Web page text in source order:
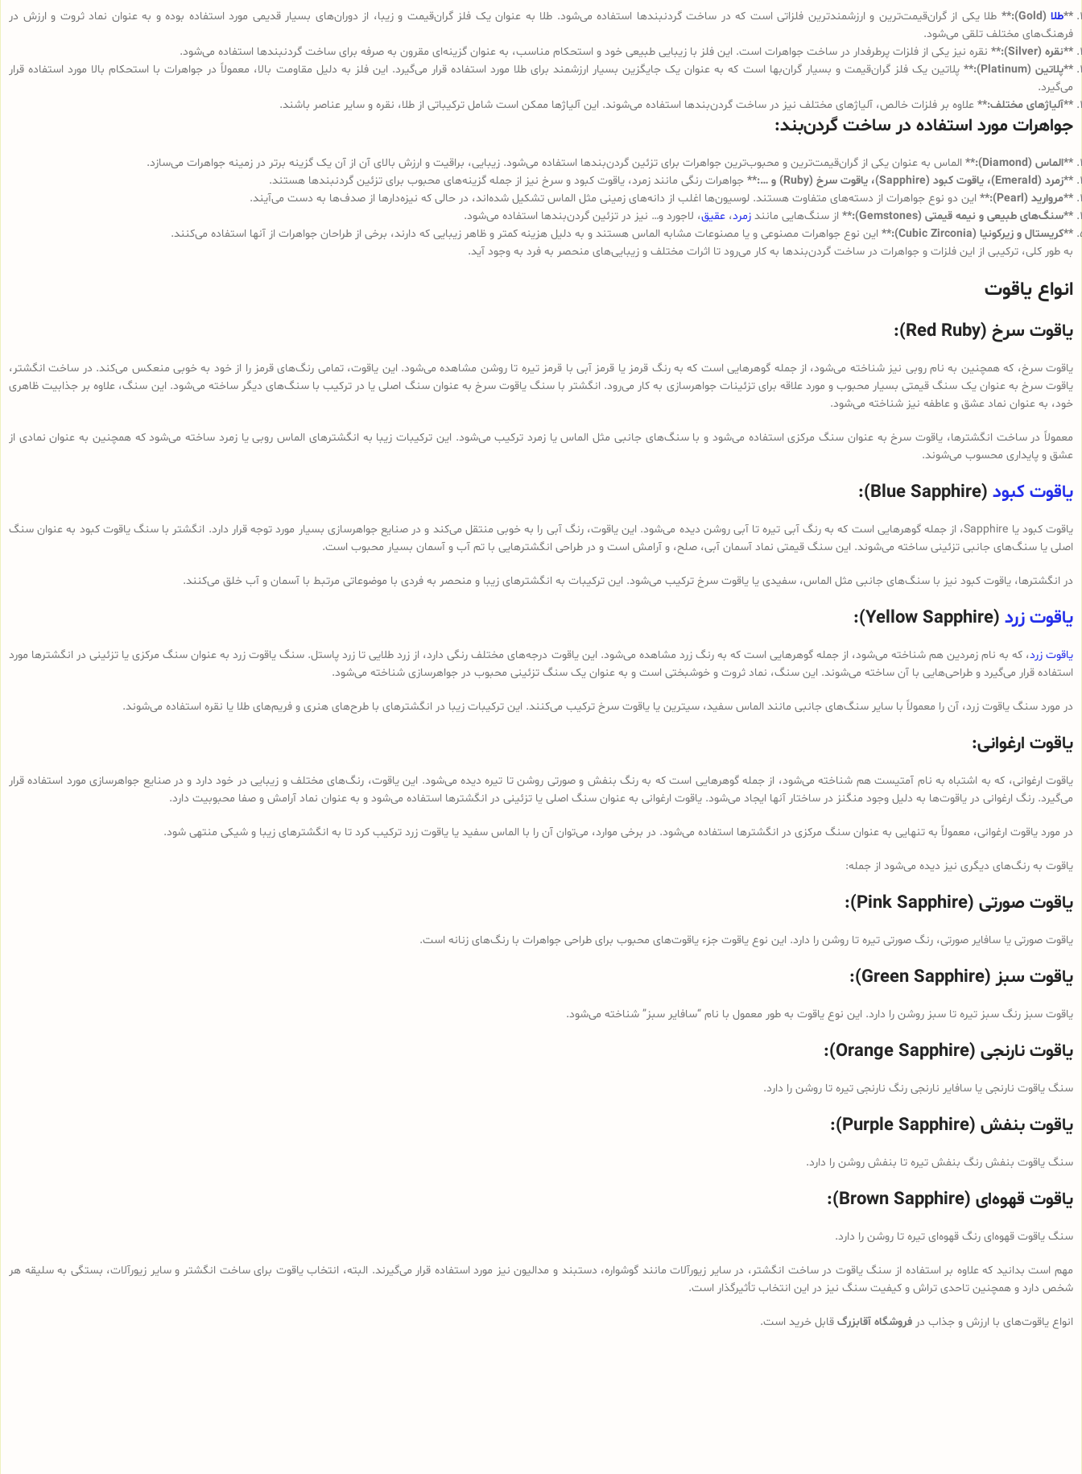
**طلا (Gold):**
طلا یکی از گران‌قیمت‌ترین و ارزشمندترین فلزاتی است که در ساخت گردنبندها استفاده می‌شود. طلا به عنوان یک فلز گران‌قیمت و زیبا، از دوران‌های بسیار قدیمی مورد استفاده بوده و به عنوان نماد ثروت و ارزش در
فرهنگ‌های مختلف تلقی می‌شود.
**نقره (Silver):**
نقره نیز یکی از فلزات پرطرفدار در ساخت جواهرات است. این فلز با زیبایی طبیعی خود و استحکام مناسب، به عنوان گزینه‌ای مقرون به صرفه برای ساخت گردنبندها استفاده می‌شود.
**پلاتین (Platinum):**
پلاتین یک فلز گران‌قیمت و بسیار گران‌بها است که به عنوان یک جایگزین بسیار ارزشمند برای طلا مورد استفاده قرار می‌گیرد. این فلز به دلیل مقاومت بالا، معمولاً در جواهرات با استحکام بالا مورد استفاده قرار
می‌گیرد.
**آلیاژهای مختلف:** علاوه بر فلزات خالص، آلیاژهای مختلف نیز در ساخت گردن‌بندها استفاده می‌شوند. این آلیاژها ممکن است شامل ترکیباتی از طلا، نقره و سایر عناصر باشند.
جواهرات مورد استفاده در ساخت گردن‌بند:
**الماس (Diamond):**
الماس به عنوان یکی از گران‌قیمت‌ترین و محبوب‌ترین جواهرات برای تزئین گردن‌بندها استفاده می‌شود. زیبایی، براقیت و ارزش بالای آن از آن یک گزینه برتر در زمینه جواهرات می‌سازد.
**زمرد (Emerald)، یاقوت کبود (Sapphire)، یاقوت سرخ (Ruby) و …:**
جواهرات رنگی مانند زمرد، یاقوت کبود و سرخ نیز از جمله گزینه‌های محبوب برای تزئین گردنبندها هستند.
**مروارید (Pearl):**
این دو نوع جواهرات از دسته‌های متفاوت هستند. لوسیون‌ها اغلب از دانه‌های زمینی مثل الماس تشکیل شده‌اند، در حالی که نیزه‌دارها از صدف‌ها به دست می‌آیند.
**سنگ‌های طبیعی و نیمه قیمتی (Gemstones):**
از سنگ‌هایی مانند زمرد، عقیق، لاجورد و… نیز در تزئین گردن‌بندها استفاده می‌شود.
**کریستال و زیرکونیا (Cubic Zirconia):**
این نوع جواهرات مصنوعی و یا مصنوعات مشابه الماس هستند و به دلیل هزینه کمتر و ظاهر زیبایی که دارند، برخی از طراحان جواهرات از آنها استفاده می‌کنند.
به طور کلی، ترکیبی از این فلزات و جواهرات در ساخت گردن‌بندها به کار می‌رود تا اثرات مختلف و زیبایی‌های منحصر به فرد به وجود آید.
انواع یاقوت
یاقوت سرخ (Red Ruby):
یاقوت سرخ، که همچنین به نام روبی نیز شناخته می‌شود، از جمله گوهرهایی است که به رنگ قرمز یا قرمز آبی با قرمز تیره تا روشن مشاهده می‌شود. این یاقوت، تمامی رنگ‌های قرمز را از خود به خوبی منعکس می‌کند. در ساخت انگشتر،
یاقوت سرخ به عنوان یک سنگ قیمتی بسیار محبوب و مورد علاقه برای تزئینات جواهرسازی به کار می‌رود. انگشتر با سنگ یاقوت سرخ به عنوان سنگ اصلی یا در ترکیب با سنگ‌های دیگر ساخته می‌شود. این سنگ، علاوه بر جذابیت ظاهری
خود، به عنوان نماد عشق و عاطفه نیز شناخته می‌شود.
معمولاً در ساخت انگشترها، یاقوت سرخ به عنوان سنگ مرکزی استفاده می‌شود و با سنگ‌های جانبی مثل الماس یا زمرد ترکیب می‌شود. این ترکیبات زیبا به انگشترهای الماس روبی یا زمرد ساخته می‌شود که همچنین به عنوان نمادی از
عشق و پایداری محسوب می‌شوند.
یاقوت کبود (Blue Sapphire):
یاقوت کبود یا Sapphire، از جمله گوهرهایی است که به رنگ آبی تیره تا آبی روشن دیده می‌شود. این یاقوت، رنگ آبی را به خوبی منتقل می‌کند و در صنایع جواهرسازی بسیار مورد توجه قرار دارد. انگشتر با سنگ یاقوت کبود به عنوان سنگ
اصلی یا سنگ‌های جانبی تزئینی ساخته می‌شوند. این سنگ قیمتی نماد آسمان آبی، صلح، و آرامش است و در طراحی انگشترهایی با تم آب و آسمان بسیار محبوب است.
در انگشترها، یاقوت کبود نیز با سنگ‌های جانبی مثل الماس، سفیدی یا یاقوت سرخ ترکیب می‌شود. این ترکیبات به انگشترهای زیبا و منحصر به فردی با موضوعاتی مرتبط با آسمان و آب خلق می‌کنند.
یاقوت زرد (Yellow Sapphire):
یاقوت زرد، که به نام زمردین هم شناخته می‌شود، از جمله گوهرهایی است که به رنگ زرد مشاهده می‌شود. این یاقوت درجه‌های مختلف رنگی دارد، از زرد طلایی تا زرد پاستل. سنگ یاقوت زرد به عنوان سنگ مرکزی یا تزئینی در انگشترها مورد
استفاده قرار می‌گیرد و طراحی‌هایی با آن ساخته می‌شوند. این سنگ، نماد ثروت و خوشبختی است و به عنوان یک سنگ تزئینی محبوب در جواهرسازی شناخته می‌شود.
در مورد سنگ یاقوت زرد، آن را معمولاً با سایر سنگ‌های جانبی مانند الماس سفید، سیترین یا یاقوت سرخ ترکیب می‌کنند. این ترکیبات زیبا در انگشترهای با طرح‌های هنری و فریم‌های طلا یا نقره استفاده می‌شوند.
یاقوت ارغوانی:
یاقوت ارغوانی، که به اشتباه به نام آمتیست هم شناخته می‌شود، از جمله گوهرهایی است که به رنگ بنفش و صورتی روشن تا تیره دیده می‌شود. این یاقوت، رنگ‌های مختلف و زیبایی در خود دارد و در صنایع جواهرسازی مورد استفاده قرار
می‌گیرد. رنگ ارغوانی در یاقوت‌ها به دلیل وجود منگنز در ساختار آنها ایجاد می‌شود. یاقوت ارغوانی به عنوان سنگ اصلی یا تزئینی در انگشترها استفاده می‌شود و به عنوان نماد آرامش و صفا محبوبیت دارد.
در مورد یاقوت ارغوانی، معمولاً به تنهایی به عنوان سنگ مرکزی در انگشترها استفاده می‌شود. در برخی موارد، می‌توان آن را با الماس سفید یا یاقوت زرد ترکیب کرد تا به انگشترهای زیبا و شیکی منتهی شود.
یاقوت به رنگ‌های دیگری نیز دیده می‌شود از جمله:
یاقوت صورتی (Pink Sapphire):
یاقوت صورتی یا سافایر صورتی، رنگ صورتی تیره تا روشن را دارد. این نوع یاقوت جزء یاقوت‌های محبوب برای طراحی جواهرات با رنگ‌های زنانه است.
یاقوت سبز (Green Sapphire):
یاقوت سبز رنگ سبز تیره تا سبز روشن را دارد. این نوع یاقوت به طور معمول با نام “سافایر سبز” شناخته می‌شود.
یاقوت نارنجی (Orange Sapphire):
سنگ یاقوت نارنجی یا سافایر نارنجی رنگ نارنجی تیره تا روشن را دارد.
یاقوت بنفش (Purple Sapphire):
سنگ یاقوت بنفش رنگ بنفش تیره تا بنفش روشن را دارد.
یاقوت قهوه‌ای (Brown Sapphire):
سنگ یاقوت قهوه‌ای رنگ قهوه‌ای تیره تا روشن را دارد.
مهم است بدانید که علاوه بر استفاده از سنگ یاقوت‌ در ساخت انگشتر، در سایر زیورآلات مانند گوشواره، دستبند و مدالیون نیز مورد استفاده قرار می‌گیرند. البته، انتخاب یاقوت برای ساخت انگشتر و سایر زیورآلات، بستگی به سلیقه هر
شخص دارد و همچنین تاحدی تراش و کیفیت سنگ نیز در این انتخاب تأثیرگذار است.
انواع یاقوت‌های با ارزش و جذاب در فروشگاه آقابزرگ قابل خرید است.